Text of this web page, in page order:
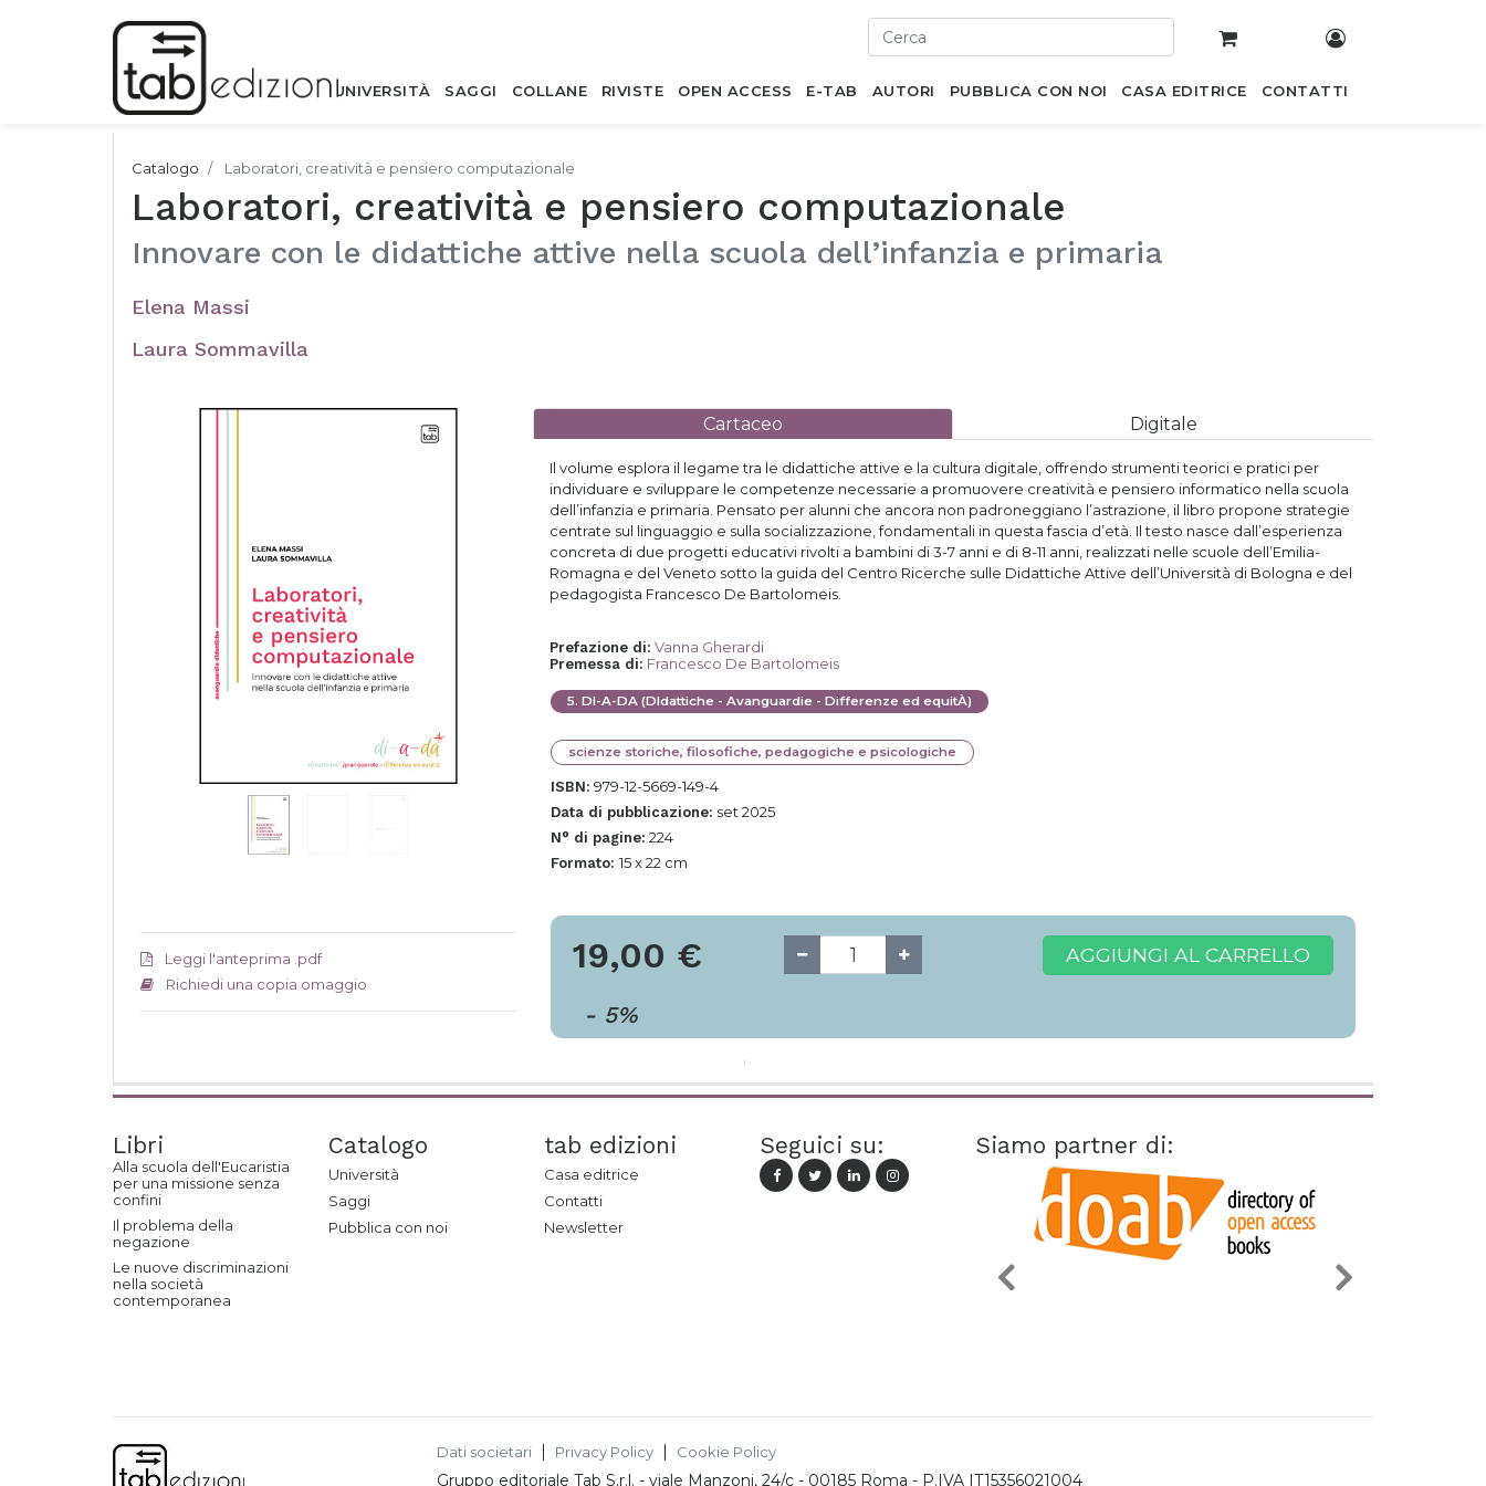
UNIVERSITÀ SAGGI COLLANE RIVISTE OPEN ACCESS E-TAB AUTORI PUBBLICA CON NOI CASA EDITRICE CONTATTI
Catalogo Laboratori, creatività e pensiero computazionale
Laboratori, creatività e pensiero computazionale
Innovare con le didattiche attive nella scuola dell’infanzia e primaria
Elena Massi
Laura Sommavilla
Leggi l'anteprima .pdf
Richiedi una copia omaggio
Cartaceo Digitale
Il volume esplora il legame tra le didattiche attive e la cultura digitale, offrendo strumenti teorici e pratici per
individuare e sviluppare le competenze necessarie a promuovere creatività e pensiero informatico nella scuola
dell’infanzia e primaria. Pensato per alunni che ancora non padroneggiano l’astrazione, il libro propone strategie
centrate sul linguaggio e sulla socializzazione, fondamentali in questa fascia d’età. Il testo nasce dall’esperienza
concreta di due progetti educativi rivolti a bambini di 3-7 anni e di 8-11 anni, realizzati nelle scuole dell’Emilia-
Romagna e del Veneto sotto la guida del Centro Ricerche sulle Didattiche Attive dell’Università di Bologna e del
pedagogista Francesco De Bartolomeis.
Prefazione di: Vanna Gherardi
Premessa di: Francesco De Bartolomeis
5. DI-A-DA (DIdattiche - Avanguardie - Differenze ed equitÀ)
scienze storiche, filosofiche, pedagogiche e psicologiche
ISBN: 979-12-5669-149-4
Data di pubblicazione: set 2025
N° di pagine: 224
Formato: 15 x 22 cm
19,00 €
- 5%
AGGIUNGI AL CARRELLO
Libri
Alla scuola dell'Eucaristia
per una missione senza
confini
Il problema della
negazione
Le nuove discriminazioni
nella società
contemporanea
Catalogo
Università
Saggi
Pubblica con noi
tab edizioni
Casa editrice
Contatti
Newsletter
Seguici su: Siamo partner di:
Dati societari Privacy Policy Cookie Policy
Gruppo editoriale Tab S.r.l. - viale Manzoni, 24/c - 00185 Roma - P.IVA IT15356021004